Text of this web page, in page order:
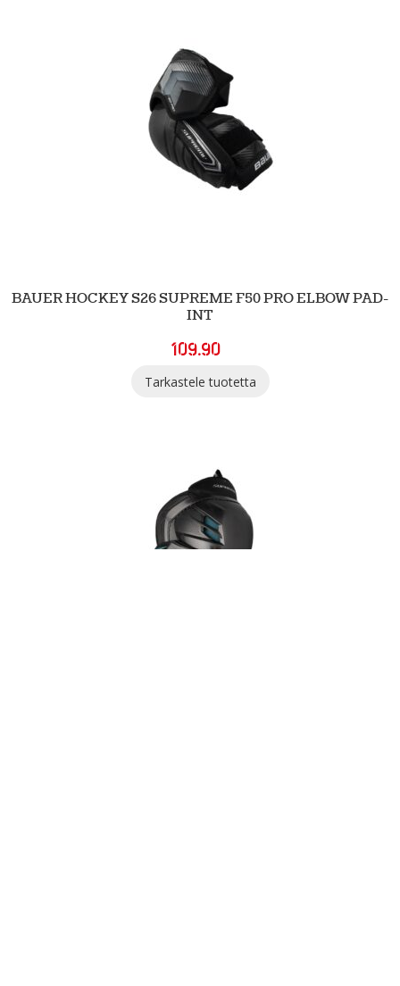
BAUER HOCKEY S26 SUPREME F50 PRO ELBOW PAD-
INT
109.90
Tarkastele tuotetta